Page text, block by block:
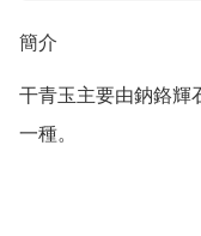
簡介
干青玉主要由鈉鉻輝
一種。